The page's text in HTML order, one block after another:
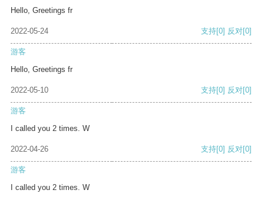
Hello, Greetings fr
2022-05-24 支持[0] 反对[0]
游客
Hello, Greetings fr
2022-05-10 支持[0] 反对[0]
游客
I called you 2 times. W
2022-04-26 支持[0] 反对[0]
游客
I called you 2 times. W